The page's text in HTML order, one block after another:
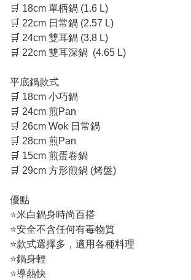
🛒 18cm 單柄鍋 (1.6 L)
🛒 22cm 日常鍋 (2.57 L)
🛒 24cm 雙耳鍋 (3.8 L)
🛒 22cm 雙耳深鍋  (4.65 L)
平底鍋款式
🛒 18cm 小巧鍋
🛒 24cm 煎Pan
🛒 26cm Wok 日常鍋
🛒 28cm 煎Pan
🛒 15cm 煎蛋卷鍋
🛒 29cm 方形煎鍋 (烤盤)
優點
⭐️米白鍋身時尚百搭
⭐️安全不含任何有毒物質
⭐️款式選擇多，適用各種料理
⭐️鍋身輕
⭐️導熱快